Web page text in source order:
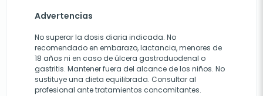
Advertencias
No superar la dosis diaria indicada. No
recomendado en embarazo, lactancia, menores de
18 años ni en caso de úlcera gastroduodenal o
gastritis. Mantener fuera del alcance de los niños. No
sustituye una dieta equilibrada. Consultar al
profesional ante tratamientos concomitantes.